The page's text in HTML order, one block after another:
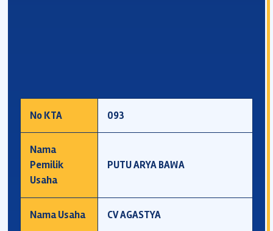
No KTA 093
Nama
Pemilik
Usaha
PUTU ARYA BAWA
Nama Usaha CV AGASTYA